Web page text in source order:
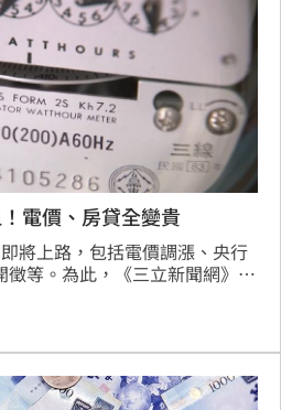
電價、房貸全變貴
將上路，包括電價調漲、央行
等。為此，《三立新聞網》整